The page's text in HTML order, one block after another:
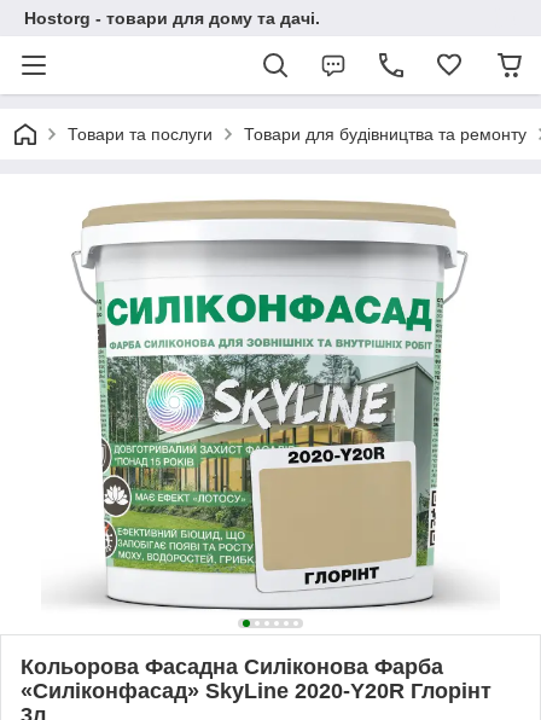
Hostorg - товари для дому та дачі.
Товари та послуги Товари для будівництва та ремонту
Кольорова Фасадна Силіконова Фарба
«Силіконфасад» SkyLine 2020-Y20R Глорінт
3л